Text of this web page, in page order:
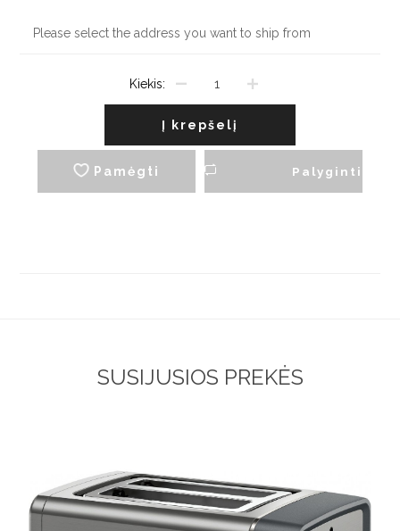
Please select the address you want to ship from
Kiekis:
Pamėgti
Į krepšelį
Palyginti
SUSIJUSIOS PREKĖS